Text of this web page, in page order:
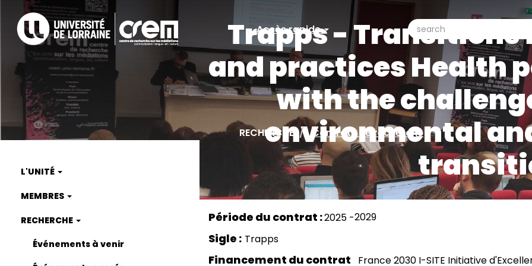
contenu
principal
Accès
rapide
Accès rapide
Search
search
Trapps - Transitions
and practices Health
with the
environmental
RECHERCHE Contrats de recherche
L'UNITÉ
MEMBRES
RECHERCHE
Événements à venir
2025 2029
Sigle Trapps
Financement du contrat
France 2030 I-SITE Initiative